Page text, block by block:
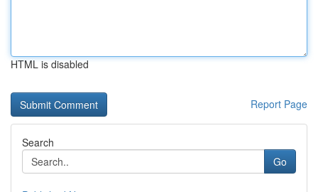
HTML is disabled
Report Page
Search
Go